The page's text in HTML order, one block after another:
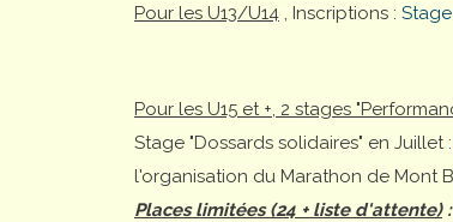
Pour les U13/U14 , Inscriptions :
Pour les U15 et +, 2 stages
Stage "Dossards solidaires" en Juillet :
l'organisation du Marathon de Mont
Places limitées (24 + liste d'attente):